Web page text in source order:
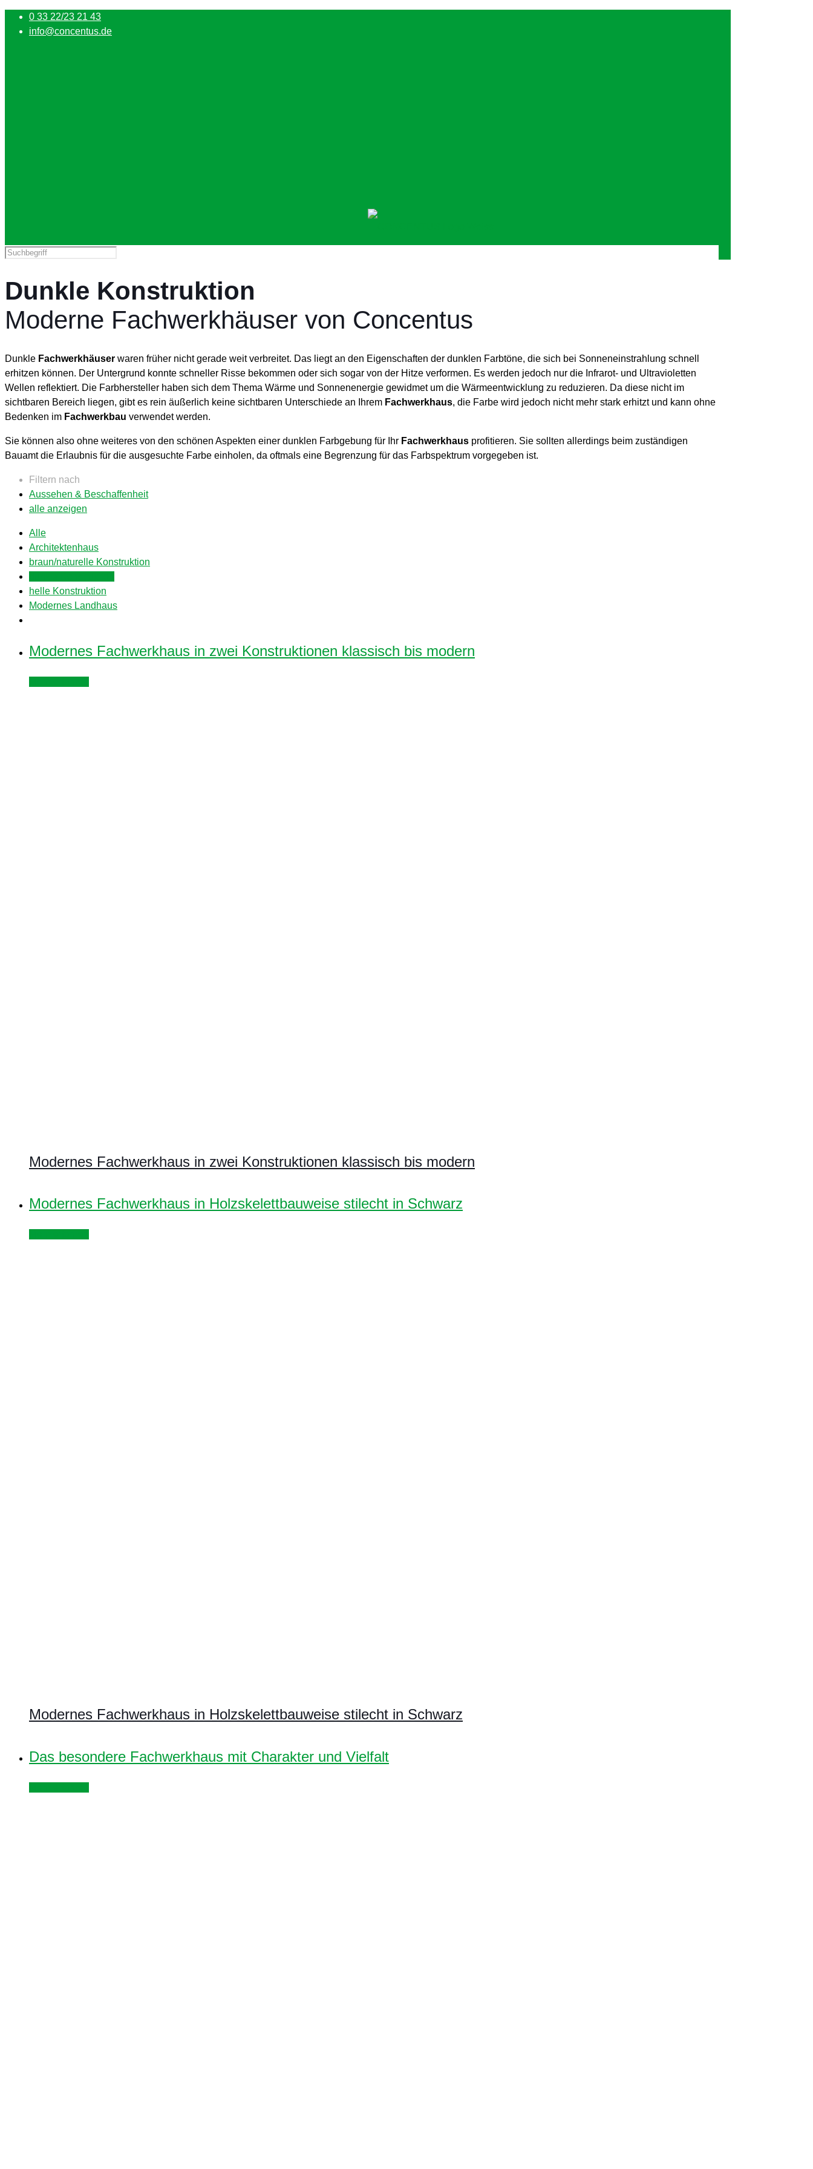
0 33 22/23 21 43
info@concentus.de
Dunkle Konstruktion
Moderne Fachwerkhäuser von Concentus
Dunkle Fachwerkhäuser waren früher nicht gerade weit verbreitet. Das liegt an den Eigenschaften der dunklen Farbtöne, die sich bei Sonneneinstrahlung schnell
erhitzen können. Der Untergrund konnte schneller Risse bekommen oder sich sogar von der Hitze verformen. Es werden jedoch nur die Infrarot- und Ultravioletten
Wellen reflektiert. Die Farbhersteller haben sich dem Thema Wärme und Sonnenenergie gewidmet um die Wärmeentwicklung zu reduzieren. Da diese nicht im
sichtbaren Bereich liegen, gibt es rein äußerlich keine sichtbaren Unterschiede an Ihrem Fachwerkhaus, die Farbe wird jedoch nicht mehr stark erhitzt und kann ohne
Bedenken im Fachwerkbau verwendet werden.
Sie können also ohne weiteres von den schönen Aspekten einer dunklen Farbgebung für Ihr Fachwerkhaus profitieren. Sie sollten allerdings beim zuständigen
Bauamt die Erlaubnis für die ausgesuchte Farbe einholen, da oftmals eine Begrenzung für das Farbspektrum vorgegeben ist.
Filtern nach
Aussehen & Beschaffenheit
alle anzeigen
Alle
Architektenhaus
braun/naturelle Konstruktion
helle Konstruktion
Modernes Landhaus
Modernes Fachwerkhaus in zwei Konstruktionen klassisch bis modern
Modernes Fachwerkhaus in zwei Konstruktionen klassisch bis modern
Modernes Fachwerkhaus in Holzskelettbauweise stilecht in Schwarz
Modernes Fachwerkhaus in Holzskelettbauweise stilecht in Schwarz
Das besondere Fachwerkhaus mit Charakter und Vielfalt